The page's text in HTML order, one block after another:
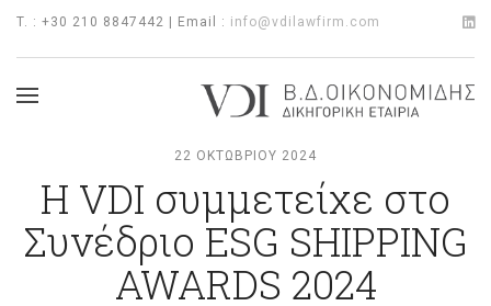
T. : +30 210 8847442 | Email : info@vdilawfirm.com
22 ΟΚΤΩΒΡΊΟΥ 2024
H VDI συμμετείχε στο
Συνέδριο ESG SHIPPING
AWARDS 2024